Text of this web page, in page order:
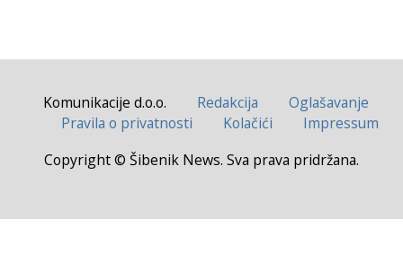
Komunikacije d.o.o. Redakcija
Oglašavanje
Pravila o privatnosti
Kolačići
Impressum
Copyright © Šibenik News. Sva prava pridržana.